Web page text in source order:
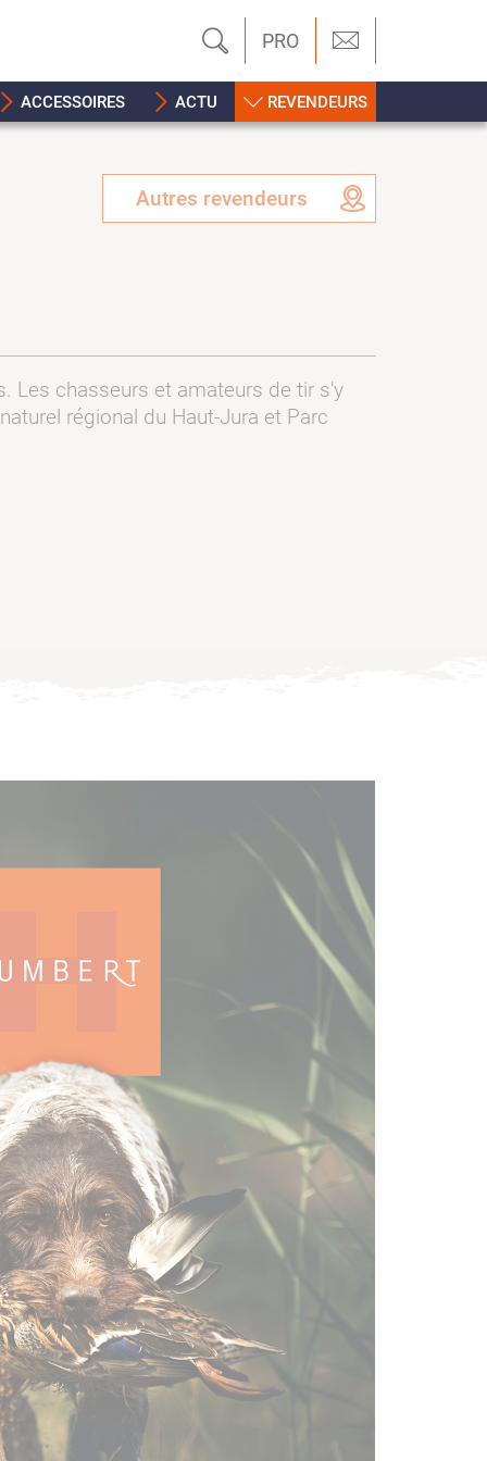
PRO
ACCESSOIRES ACTU REVENDEURS
Autres revendeurs
Les chasseurs et amateurs de tir s'y
régional du Haut-Jura et Parc